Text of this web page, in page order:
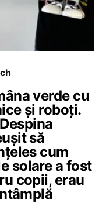
verde cu
și roboți.
să
cum
solare a fost
copii, erau